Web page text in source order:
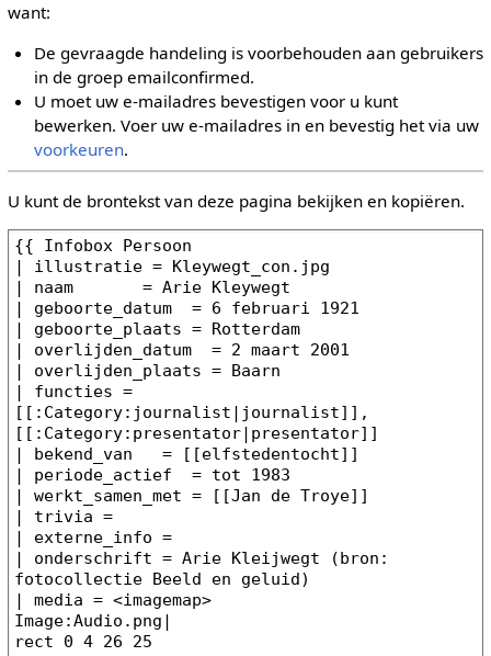
want:
De gevraagde handeling is voorbehouden aan gebruikers
in de groep emailconfirmed.
U moet uw e-mailadres bevestigen voor u kunt
bewerken. Voer uw e-mailadres in en bevestig het via uw
voorkeuren.
U kunt de brontekst van deze pagina bekijken en kopiëren.